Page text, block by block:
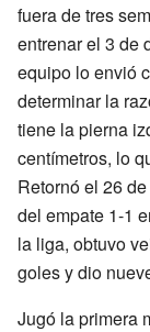
fuera de tres
entrenar el 3 de
equipo lo envió
determinar la
tiene la pierna
centímetros, lo
Retornó el 26
del empate 1-1
la liga, obtuvo
goles y dio
Jugó la primera